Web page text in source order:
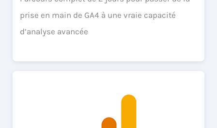
prise en main de GA4 à une vraie capacité
d’analyse avancée